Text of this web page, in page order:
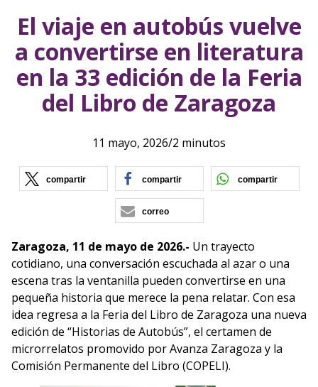
El viaje en autobús vuelve
a convertirse en literatura
en la 33 edición de la Feria
del Libro de Zaragoza
11 mayo, 2026/2 minutos
compartir (se abre en nueva ventana)
compartir (se abre en nueva
compartir
correo
Zaragoza, 11 de mayo de 2026.- Un trayecto
cotidiano, una conversación escuchada al azar o una
escena tras la ventanilla pueden convertirse en una
pequeña historia que merece la pena relatar. Con esa
idea regresa a la Feria del Libro de Zaragoza una nueva
edición de “Historias de Autobús”, el certamen de
microrrelatos promovido por Avanza Zaragoza y la
Comisión Permanente del Libro (COPELI).